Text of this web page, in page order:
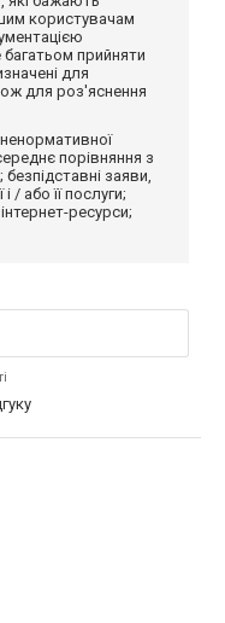
користувачам
прийняти
для
для роз'яснення
порівняння з
заяви,
/ або її послуги;
ресурси;